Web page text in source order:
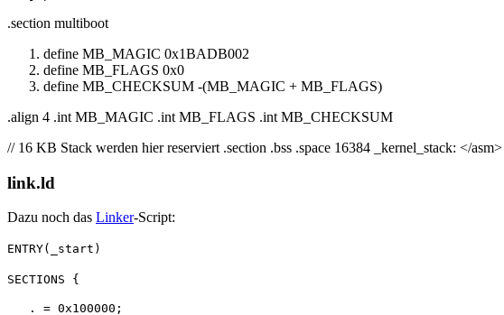
.section multiboot
define MB_MAGIC 0x1BADB002
define MB_FLAGS 0x0
define MB_CHECKSUM -(MB_MAGIC + MB_FLAGS)
.align 4 .int MB_MAGIC .int MB_FLAGS .int MB_CHECKSUM
// 16 KB Stack werden hier reserviert .section .bss .space 16384 _kernel_stack: </asm>
link.ld
Dazu noch das Linker-Script:
ENTRY(_start)
SECTIONS {